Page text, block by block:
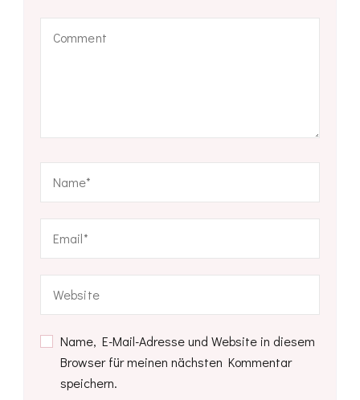
Name, E-Mail-Adresse und Website in diesem
Browser für meinen nächsten Kommentar
speichern.